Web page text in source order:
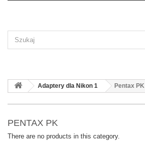
Adaptery dla Nikon 1 Pentax PK
PENTAX PK
There are no products in this category.